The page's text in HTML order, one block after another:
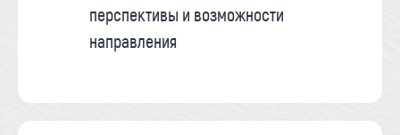
перспективы и возможности
направления